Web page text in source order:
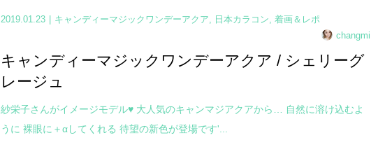
2019.01.23 キャンディーマジックワンデーアクア, 日本カラコン,着画＆レポ
changmi
キャンディーマジックワンデーアクア / シェリーグ
レージュ
紗栄子さんがイメージモデル♥ 大人気のキャンマジアクアから… 自然に溶け込むよ
うに 裸眼に＋αしてくれる 待望の新色が登場です'...